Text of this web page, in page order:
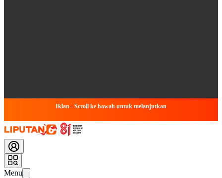
Iklan - Scroll ke bawah untuk melanjutkan
Menu